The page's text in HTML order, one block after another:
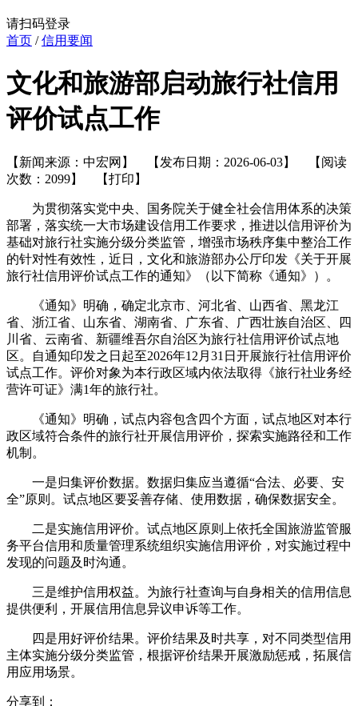
请扫码登录
首页 /信用要闻
文化和旅游部启动旅行社信用
评价试点工作
【新闻来源：中宏网】 【发布日期：2026-06-03】 【阅读
次数：2099】
【打印】
为贯彻落实党中央、国务院关于健全社会信用体系的决策
部署，落实统一大市场建设信用工作要求，推进以信用评价为
基础对旅行社实施分级分类监管，增强市场秩序集中整治工作
的针对性有效性，近日，文化和旅游部办公厅印发《关于开展
旅行社信用评价试点工作的通知》（以下简称《通知》）。
《通知》明确，确定北京市、河北省、山西省、黑龙江
省、浙江省、山东省、湖南省、广东省、广西壮族自治区、四
川省、云南省、新疆维吾尔自治区为旅行社信用评价试点地
区。自通知印发之日起至2026年12月31日开展旅行社信用评价
试点工作。评价对象为本行政区域内依法取得《旅行社业务经
营许可证》满1年的旅行社。
《通知》明确，试点内容包含四个方面，试点地区对本行
政区域符合条件的旅行社开展信用评价，探索实施路径和工作
机制。
一是归集评价数据。数据归集应当遵循“合法、必要、安
全”原则。试点地区要妥善存储、使用数据，确保数据安全。
二是实施信用评价。试点地区原则上依托全国旅游监管服
务平台信用和质量管理系统组织实施信用评价，对实施过程中
发现的问题及时沟通。
三是维护信用权益。为旅行社查询与自身相关的信用信息
提供便利，开展信用信息异议申诉等工作。
四是用好评价结果。评价结果及时共享，对不同类型信用
主体实施分级分类监管，根据评价结果开展激励惩戒，拓展信
用应用场景。
分享到：